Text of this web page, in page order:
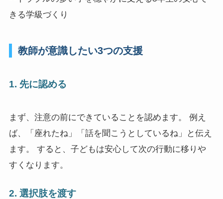
教師が意識したい3つの支援
1. 先に認める
まず、注意の前にできていることを認めます。 例え
ば、「座れたね」「話を聞こうとしているね」と伝え
ます。 すると、子どもは安心して次の行動に移りや
すくなります。
2. 選択肢を渡す